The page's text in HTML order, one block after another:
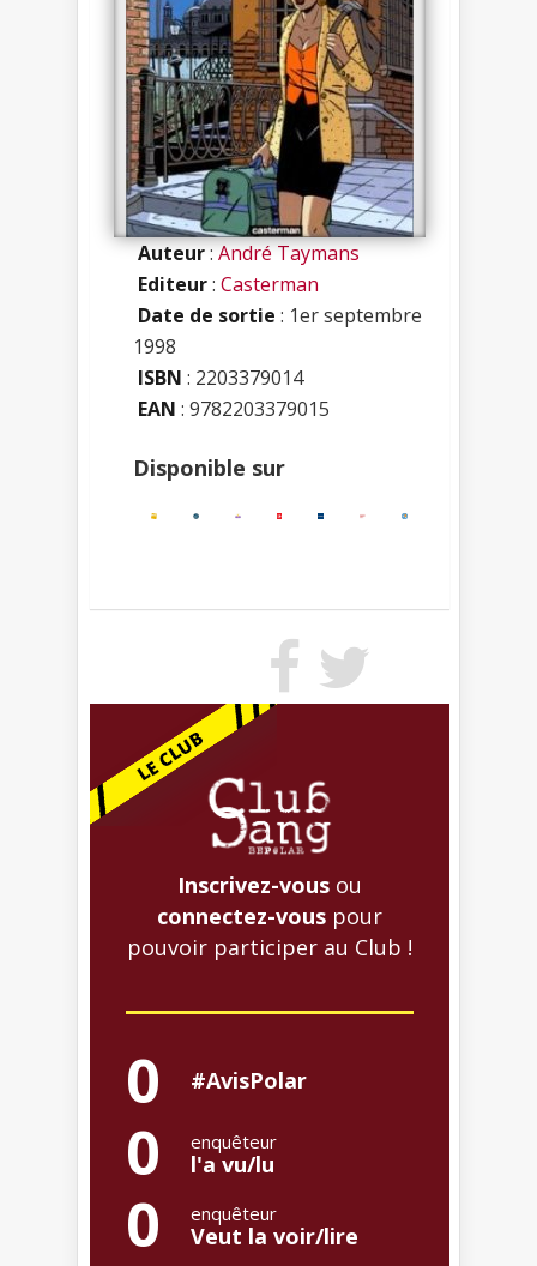
Auteur:André Taymans
Editeur: Casterman
Date de sortie : 1er septembre
1998
ISBN : 2203379014
EAN : 9782203379015
Disponible sur
Inscrivez-vous ou
connectez-vous pour
pouvoir participer au Club !
0 #AvisPolar
0 enquêteur
l'a vu/lu
0 enquêteur
Veut la voir/lire